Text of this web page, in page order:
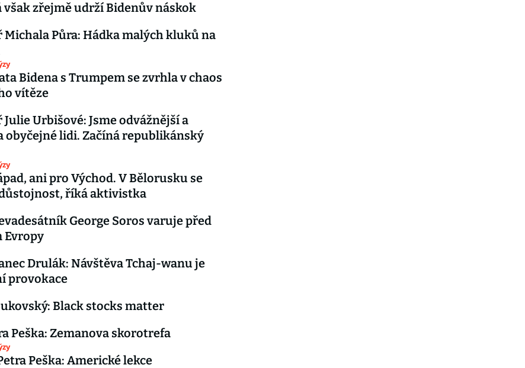
zřejmě udrží Bidenův náskok
Michala Půra: Hádka malých kluků na
Bidena s Trumpem se zvrhla v chaos
vítěze
Urbišové: Jsme odvážnější a
obyčejné lidi. Začíná republikánský
ani pro Východ. V Bělorusku se
říká aktivistka
George Soros varuje před
Evropy
Drulák: Návštěva Tchaj-wanu je
provokace
Black stocks matter
Peška: Zemanova skorotrefa
Peška: Americké lekce